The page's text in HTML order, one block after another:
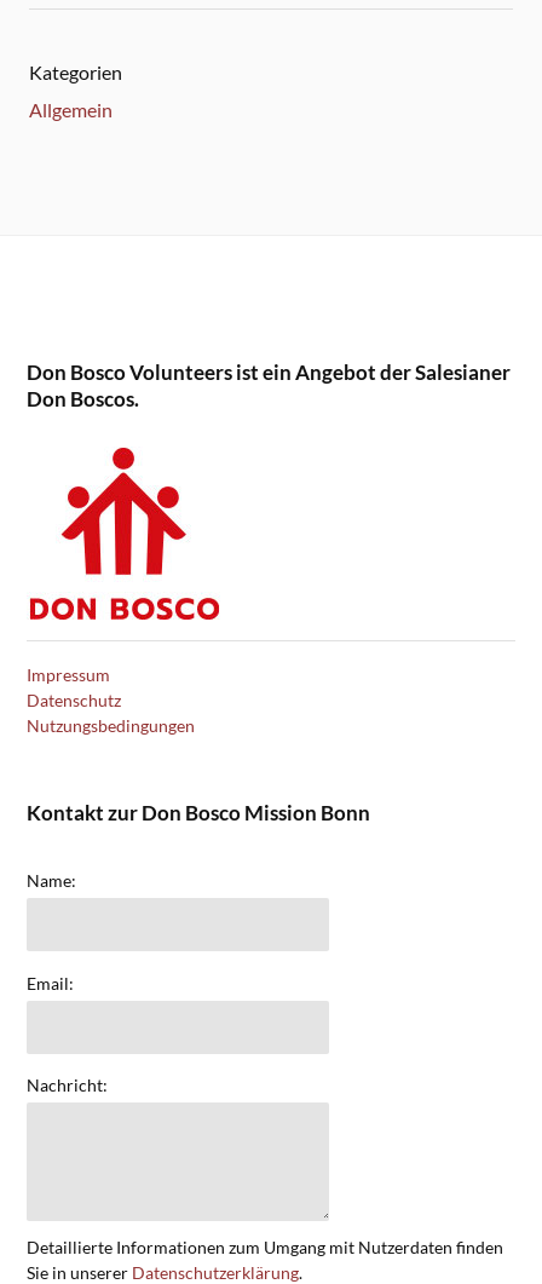
Kategorien
Allgemein
Don Bosco Volunteers ist ein Angebot der Salesianer
Don Boscos.
Impressum
Datenschutz
Nutzungsbedingungen
Kontakt zur Don Bosco Mission Bonn
Name:
Email:
Nachricht:
Detaillierte Informationen zum Umgang mit Nutzerdaten finden
Sie in unserer Datenschutzerklärung.